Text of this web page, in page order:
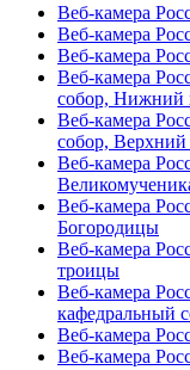
Веб-камера
Веб-камера
Веб-камера
Веб-камера
собор, Нижний
Веб-камера
собор,
Веб-камера
Веб-камера
Богородицы
Веб-камера
троицы
Веб-камера
кафедральный
Веб-камера
Веб-камера